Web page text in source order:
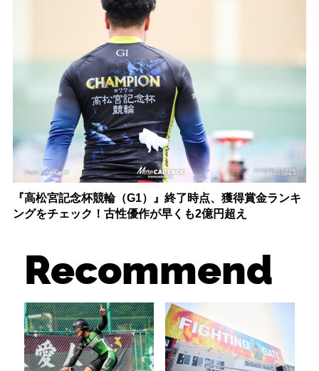
『高松宮記念杯競輪（G1）』終了時点、獲得賞金ランキ
ングをチェック！古性優作が早くも2億円超え
Recommend